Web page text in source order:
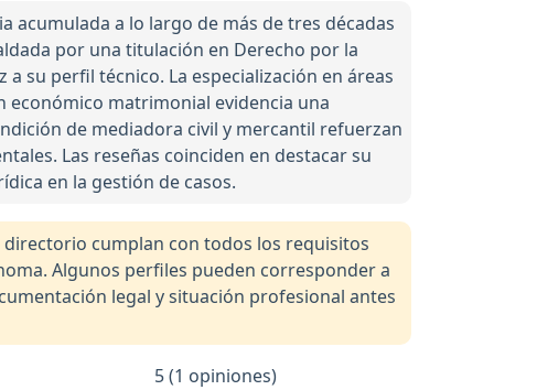
acumulada a lo largo de más de tres décadas
por una titulación en Derecho por la
su perfil técnico. La especialización en áreas
económico matrimonial evidencia una
de mediadora civil y mercantil refuerzan
Las reseñas coinciden en destacar su
en la gestión de casos.
cumplan con todos los requisitos
Algunos perfiles pueden corresponder a
legal y situación profesional antes
5 (1 opiniones)